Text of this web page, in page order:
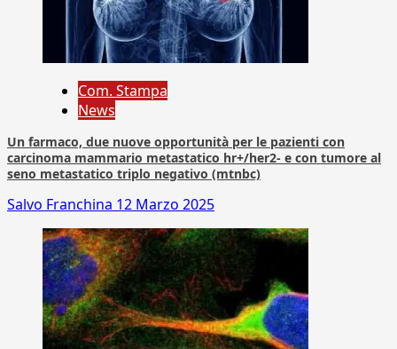
Com. Stampa
News
Un farmaco, due nuove opportunità per le pazienti con
carcinoma mammario metastatico hr+/her2- e con tumore al
seno metastatico triplo negativo (mtnbc)
Salvo Franchina 12 Marzo 2025